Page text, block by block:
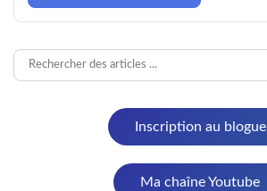
Inscription au blogue
Ma chaîne Youtube